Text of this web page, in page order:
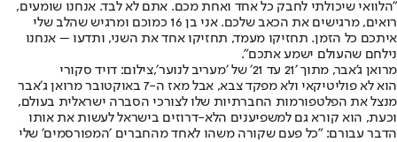
"הלוואי שיכולתי לחבק כל אחד ואחת מכם. אתם לא לבד. אנחנו שומעים,
רואים, מרגישים את הכאב שלכם. אני בן 16 כמוכם ומרגיש שהלב שלי
איתכם כל הזמן. תחזיקו מעמד, תחזיקו אחד את השני, ותדעו – אנחנו
נילחם שהעולם ישמע אתכם".
מרואן ג'אבר, מתוך ׳21 עד 21׳ של ׳מעריב לנוער׳,צילום: דויד סקורי
הוא לא פוליטיקאי ולא מפקד צבא, אבל מאז ה-7 באוקטובר מרואן ג׳אבר
מנצל את הפלטפורמות החברתיות שלו לצורכי הסברה ישראלית בעולם,
וכעת, הוא קורא גם למשפיענים הלא-דרוזים בישראל לעשות את אותו
הדבר עבורם: "כל פעם שקורה משהו לאחד מהחברים ׳המפורסמים׳ שלי